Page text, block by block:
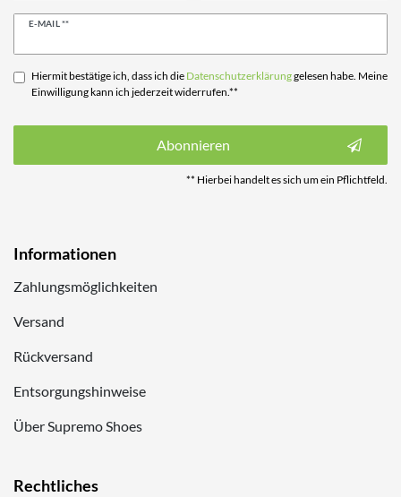
E-MAIL **
Newsletter
Hiermit bestätige ich, dass ich die Daten­schutz­erklärunggelesen habe. Meine
Einwilligung kann ich jederzeit widerrufen.**
Abonnieren
** Hierbei handelt es sich um ein Pflichtfeld.
Informationen
Zahlungsmöglichkeiten
Versand
Rückversand
Entsorgungshinweise
Über Supremo Shoes
Rechtliches